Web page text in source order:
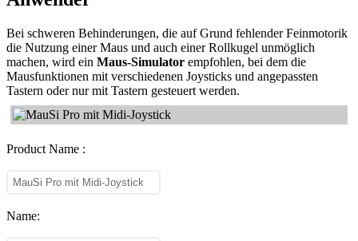
Bei schweren Behinderungen, die auf Grund fehlender Feinmotorik
die Nutzung einer Maus und auch einer Rollkugel unmöglich
machen, wird ein Maus-Simulator empfohlen, bei dem die
Mausfunktionen mit verschiedenen Joysticks und angepassten
Tastern oder nur mit Tastern gesteuert werden.
Product Name :
Name: